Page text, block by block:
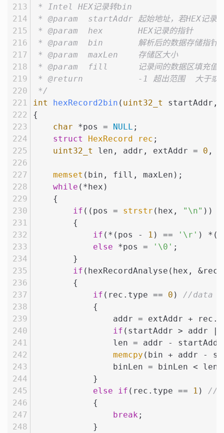
* Intel HEX记录转bin
* @param  startAddr 起始地址，若HEX记录的
* @param  hex       HEX记录的指针
* @param  bin       解析后的数据存储指针
* @param  maxLen    存储区大小
* @param  fill      记录间的数据区填充值
* @return           -1 超出范围  大于或等于0
*/
int
hexRecord2bin ( uint32_t startAddr,
{
char *pos = NULL ;
struct
HexRecord rec ;
uint32_t
len, addr, extAddr = 0 ,
memset (bin, fill, maxLen);
while (*hex)
    {
if ((pos = strstr (hex, "\n" ))
        {
if (*(pos - 1 ) == '\r' )
else *pos = '\0' ;
        }
if (hexRecordAnalyse(hex,
        {
if (rec.type == 0 ) //data
            {
addr = extAddr +
if (startAddr > addr ||
len = addr -
memcpy (bin + addr -
binLen = binLen < len
            }
else
if (rec.type == 1 ) //
            {
break ;
            }